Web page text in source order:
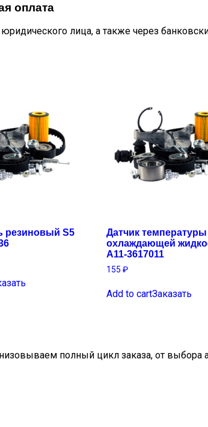
оплата
лица, а также через
резиновый S5
Датчик температуры
охлаждающей
A11-3617011
155 ₽
Add to cartЗаказать
полный цикл заказа, от выбора